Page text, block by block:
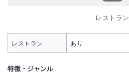
レストラン
レストラン あり
特徴・ジャンル